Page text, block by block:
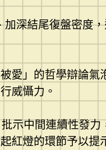
深結尾復盤密度
愛」的哲學辯論氣
威懾力。
示中間連續性發力
紅燈的環節予以提